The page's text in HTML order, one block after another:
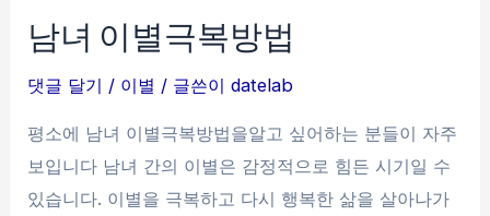
는
가
생
겼
남녀 이별극복방법
댓글 달기 / 이별 / 글쓴이datelab
평소에 남녀 이별극복방법을알고 싶어하는 분들이 자주
보입니다 남녀 간의 이별은 감정적으로 힘든 시기일 수
있습니다. 이별을 극복하고 다시 행복한 삶을 살아나가